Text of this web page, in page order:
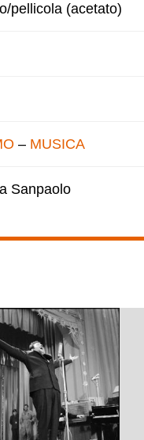
pellicola (acetato)
– MUSICA
Sanpaolo